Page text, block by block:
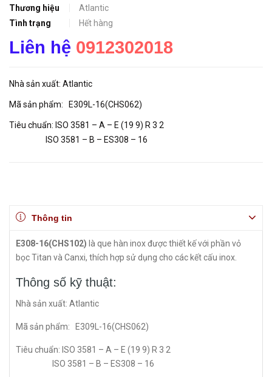
Thương hiệu
Atlantic
Tình trạng
Hết hàng
Liên hệ 0912302018
Nhà sản xuất: Atlantic
Mã sản phẩm: E309L-16(CHS062)
Tiêu chuẩn: ISO 3581 – A – E (19 9) R 3 2
ISO 3581 – B – ES308 – 16
Thông tin
E308-16(CHS102) là que hàn inox được thiết kế với phần vỏ
bọc Titan và Canxi, thích hợp sử dụng cho các kết cấu inox.
Thông số kỹ thuật:
Nhà sản xuất: Atlantic
Mã sản phẩm: E309L-16(CHS062)
Tiêu chuẩn: ISO 3581 – A – E (19 9) R 3 2
ISO 3581 – B – ES308 – 16